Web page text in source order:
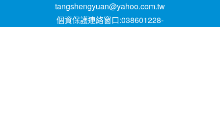
tangshengyuan@yahoo.com.tw
個資保護連絡窗口:038601228-